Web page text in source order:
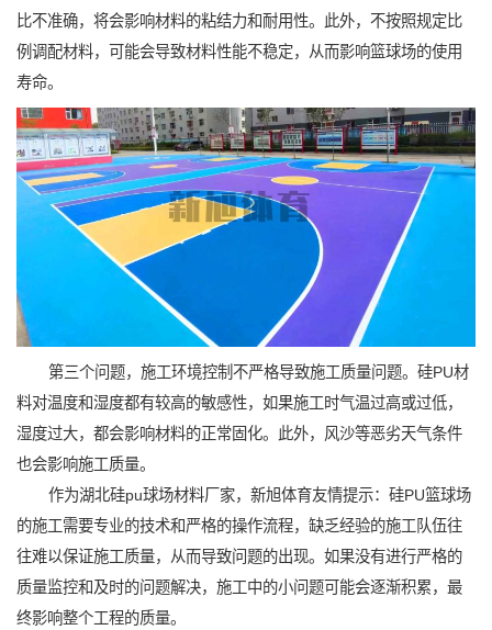
比不准确，将会影响材料的粘结力和耐用性。此外，不按照规定比
例调配材料，可能会导致材料性能不稳定，从而影响篮球场的使用
寿命。
第三个问题，施工环境控制不严格导致施工质量问题。硅PU材
料对温度和湿度都有较高的敏感性，如果施工时气温过高或过低，
湿度过大，都会影响材料的正常固化。此外，风沙等恶劣天气条件
也会影响施工质量。
作为湖北硅pu球场材料厂家，新旭体育友情提示：硅PU篮球场
的施工需要专业的技术和严格的操作流程，缺乏经验的施工队伍往
往难以保证施工质量，从而导致问题的出现。如果没有进行严格的
质量监控和及时的问题解决，施工中的小问题可能会逐渐积累，最
终影响整个工程的质量。